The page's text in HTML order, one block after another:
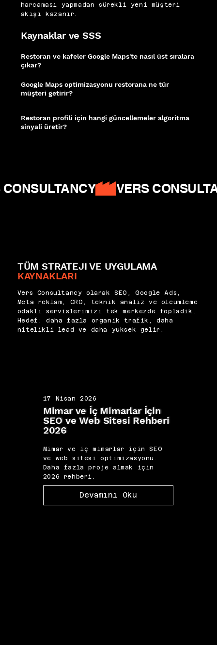
Kaynaklar ve SSS
Restoran ve kafeler Google Maps'te nasıl üst sıralara
çıkar?
Google Maps optimizasyonu restorana ne tür
müşteri getirir?
Restoran profili için hangi güncellemeler algoritma
sinyali üretir?
harcaması yapmadan sürekli yeni müşteri
akışı kazanır.
CONSULTANCY
TÜM STRATEJI VE UYGULAMA
KAYNAKLARI
Vers Consultancy olarak SEO, Google Ads,
Meta reklam, CRO, teknik analiz ve olcumleme
odakli servislerimizi tek merkezde topladik.
Hedef: daha fazla organik trafik, daha
nitelikli lead ve daha yuksek gelir.
17 Nisan 2026
Mimar ve İç Mimarlar İçin
SEO ve Web Sitesi Rehberi
2026
Mimar ve iç mimarlar için SEO
ve web sitesi optimizasyonu.
Daha fazla proje almak için
2026 rehberi.
Devamını Oku